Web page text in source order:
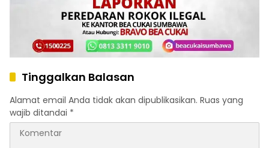
Tinggalkan Balasan
Alamat email Anda tidak akan dipublikasikan. Ruas yang
wajib ditandai *